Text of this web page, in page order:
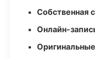
Собственная
Онлайн-